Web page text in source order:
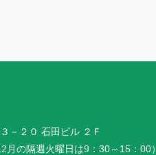
－２０ 石田ビル ２Ｆ
の隔週火曜日は9：30～15：00）